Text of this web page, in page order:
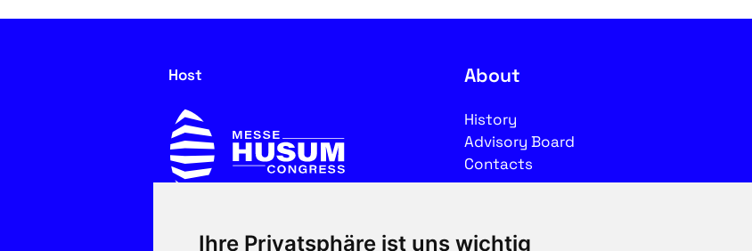
Ihre Privatsphäre ist uns wichtig
Host About
History
Advisory Board
Contacts